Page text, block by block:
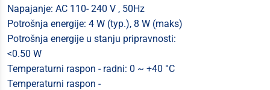
Napajanje: AC 110- 240 V , 50Hz
Potrošnja energije: 4 W (typ.), 8 W (maks)
Potrošnja energije u stanju pripravnosti:
<0.50 W
Temperaturni raspon - radni: 0 ~ +40 °C
Temperaturni raspon -